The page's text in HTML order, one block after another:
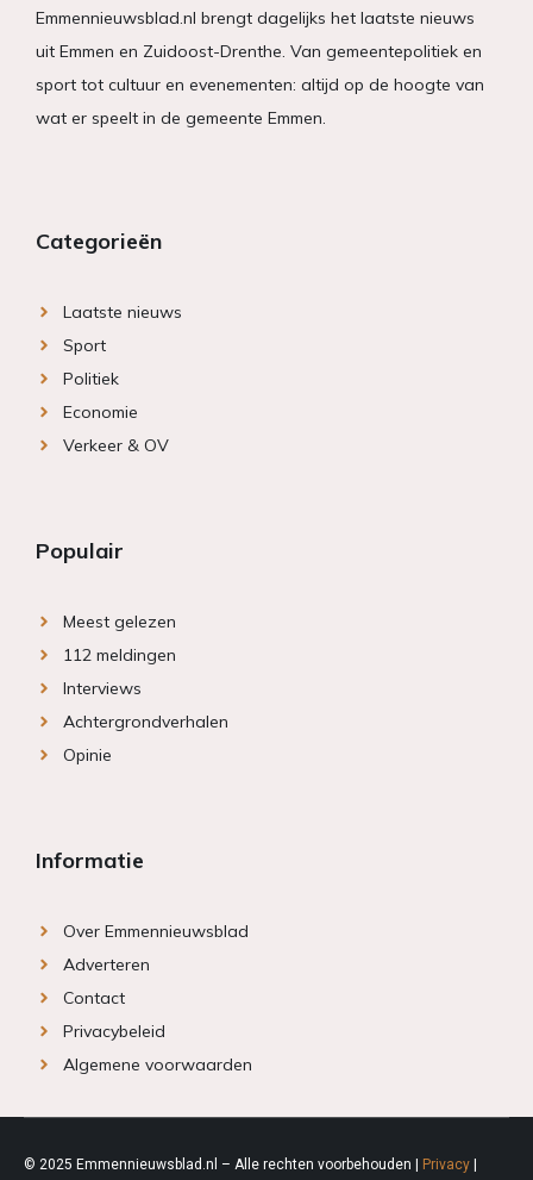
Emmennieuwsblad.nl brengt dagelijks het laatste nieuws
uit Emmen en Zuidoost-Drenthe. Van gemeentepolitiek en
sport tot cultuur en evenementen: altijd op de hoogte van
wat er speelt in de gemeente Emmen.
Categorieën
Laatste nieuws
Sport
Politiek
Economie
Verkeer & OV
Populair
Meest gelezen
112 meldingen
Interviews
Achtergrondverhalen
Opinie
Informatie
Over Emmennieuwsblad
Adverteren
Contact
Privacybeleid
Algemene voorwaarden
© 2025 Emmennieuwsblad.nl – Alle rechten voorbehouden | Privacy |